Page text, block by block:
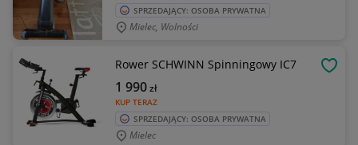
SPRZEDAJĄCY: OSOBA PRYWATNA
Mielec, Wolności
Rower SCHWINN Spinningowy IC7
KUP TERAZ
1 990zł
SPRZEDAJĄCY: OSOBA PRYWATNA
Mielec